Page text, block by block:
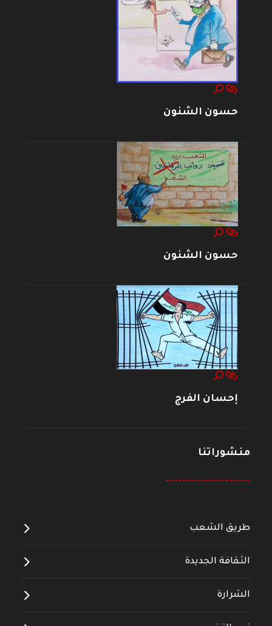
حسون الشنون
حسون الشنون
إحسان الفرج
منشوراتنا
--------------------
طريق الشعب
الثقافة الجديدة
الشرارة